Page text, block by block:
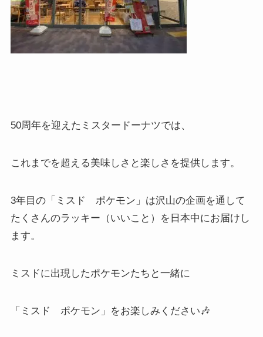
50周年を迎えたミスタードーナツでは、
これまでを超える美味しさと楽しさを提供します。
3年目の「ミスド ポケモン」は沢山の企画を通して
たくさんのラッキー（いいこと）を日本中にお届けし
ます。
ミスドに出現したポケモンたちと一緒に
「ミスド ポケモン」をお楽しみください🎶